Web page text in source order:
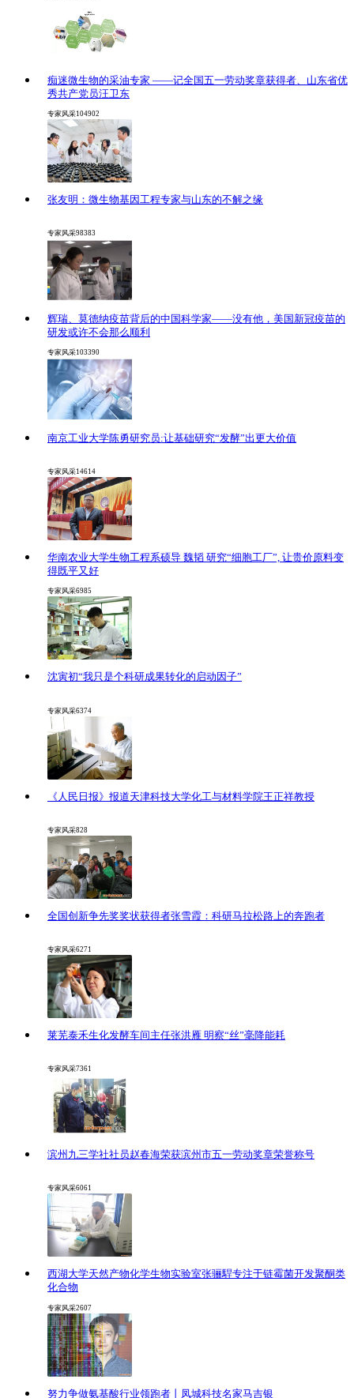
痴迷微生物的采油专家 ——记全国五一劳动奖章获得者、山东省优
秀共产党员汪卫东
专家风采104902
张友明：微生物基因工程专家与山东的不解之缘
专家风采98383
辉瑞、莫德纳疫苗背后的中国科学家——没有他，美国新冠疫苗的
研发或许不会那么顺利
专家风采103390
南京工业大学陈勇研究员:让基础研究“发酵”出更大价值
专家风采14614
华南农业大学生物工程系硕导 魏韬 研究“细胞工厂”, 让贵价原料变
得既平又好
专家风采6985
沈寅初“我只是个科研成果转化的启动因子”
专家风采6374
《人民日报》报道天津科技大学化工与材料学院王正祥教授
专家风采828
全国创新争先奖奖状获得者张雪霞：科研马拉松路上的奔跑者
专家风采6271
莱芜泰禾生化发酵车间主任张洪雁 明察“丝”毫降能耗
专家风采7361
滨州九三学社社员赵春海荣获滨州市五一劳动奖章荣誉称号
专家风采6061
西湖大学天然产物化学生物实验室张骊駻专注于链霉菌开发聚酮类
化合物
专家风采2607
努力争做氨基酸行业领跑者丨凤城科技名家马吉银